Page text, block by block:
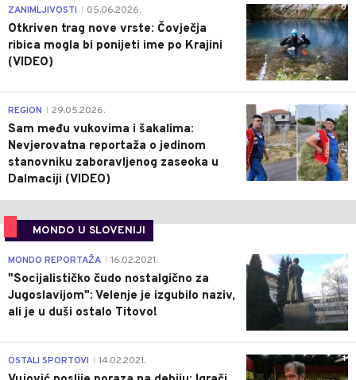
0
ZANIMLJIVOSTI 05.06.2026.
Otkriven trag nove vrste: Čovječja
ribica mogla bi ponijeti ime po Krajini
(VIDEO)
0
REGION 29.05.2026.
Sam među vukovima i šakalima:
Nevjerovatna reportaža o jedinom
stanovniku zaboravljenog zaseoka u
Dalmaciji (VIDEO)
MONDO U SLOVENIJI
4
MONDO REPORTAŽA 16.02.2021.
"Socijalističko čudo nostalgično za
Jugoslavijom": Velenje je izgubilo naziv,
ali je u duši ostalo Titovo!
1
OSTALI SPORTOVI 14.02.2021.